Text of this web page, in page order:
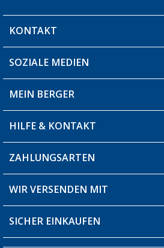
KONTAKT
Du hast eine Frage?
Filiale finden
SOZIALE MEDIEN
MEIN BERGER
Blog
Produkttester
Über uns
HILFE & KONTAKT
Fragen & Antworten / FAQ
Versandinformationen
Bestellstatus
ZAHLUNGSARTEN
WIR VERSENDEN MIT
SICHER EINKAUFEN